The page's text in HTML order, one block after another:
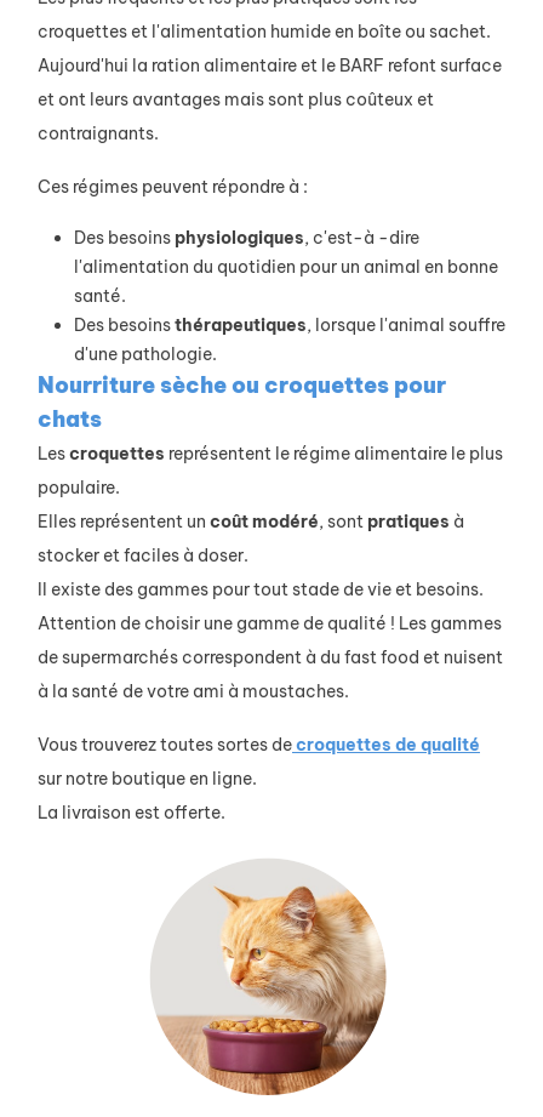
croquettes et l'alimentation humide en boîte ou sachet.
Aujourd'hui la ration alimentaire et le BARF refont surface
et ont leurs avantages mais sont plus coûteux et
contraignants.
Ces régimes peuvent répondre à :
Des besoins physiologiques, c'est-à -dire
l'alimentation du quotidien pour un animal en bonne
santé.
Des besoinsthérapeutiques, lorsque l'animal souffre
d'une pathologie.
Nourriture sèche ou croquettes pour
chats
Lescroquettes représentent le régime alimentaire le plus
populaire.
Elles représentent un coûtmodéré, sont pratiques à
stocker et faciles à doser.
Il existe des gammes pour tout stade de vie et besoins.
Attention de choisir une gamme de qualité ! Les gammes
de supermarchés correspondent à du fast food et nuisent
à la santé de votre ami à moustaches.
Vous trouverez toutes sortes decroquettes de qualité
sur notre boutique en ligne.
La livraison est offerte.